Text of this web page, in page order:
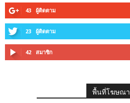
43 ผู้ติดตาม
23 ผู้ติดตาม
42 สมาชิก
พื้นที่โฆษณา